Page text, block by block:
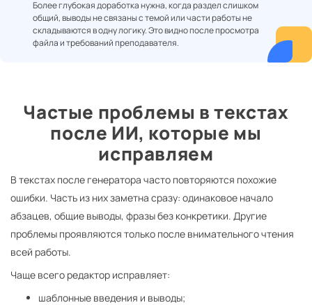
Более глубокая доработка нужна, когда раздел слишком
общий, выводы не связаны с темой или части работы не
складываются в одну логику. Это видно после просмотра
файла и требований преподавателя.
Частые проблемы в текстах
после ИИ, которые мы
исправляем
В текстах после генератора часто повторяются похожие
ошибки. Часть из них заметна сразу: одинаковое начало
абзацев, общие выводы, фразы без конкретики. Другие
проблемы проявляются только после внимательного чтения
всей работы.
Чаще всего редактор исправляет:
шаблонные введения и выводы;